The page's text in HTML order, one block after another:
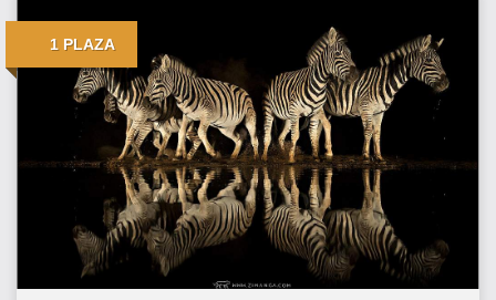
1 PLAZA